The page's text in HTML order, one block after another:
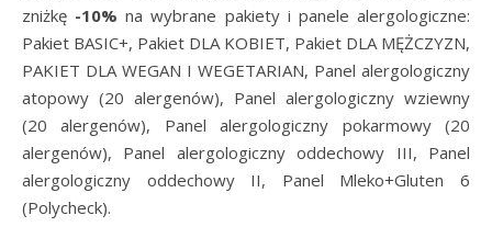
zniżkę -10% na wybrane pakiety i panele alergologiczne:
Pakiet BASIC+, Pakiet DLA KOBIET, Pakiet DLA MĘŻCZYZN,
PAKIET DLA WEGAN I WEGETARIAN, Panel alergologiczny
atopowy (20 alergenów), Panel alergologiczny wziewny
(20 alergenów), Panel alergologiczny pokarmowy (20
alergenów), Panel alergologiczny oddechowy III, Panel
alergologiczny oddechowy II, Panel Mleko+Gluten 6
(Polycheck).